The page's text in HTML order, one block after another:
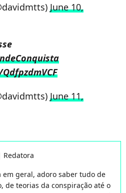
June 10,
June 11,
Redatora
em geral, adoro saber tudo de
de teorias da conspiração até o